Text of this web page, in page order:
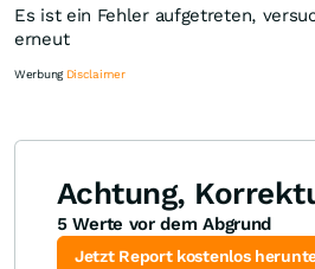
Es ist ein Fehler aufgetreten,
erneut
Knock-Out-Suche
Zertifikate-
Werbung Disclaimer
Achtung,
5 Werte vor dem Abgrund
Jetzt Report kostenlos